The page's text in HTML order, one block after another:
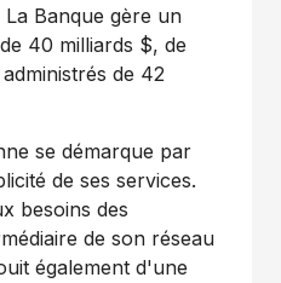
Banque gère un
40 milliards $, de
de 42
se démarque par
de ses services.
besoins des
de son réseau
également d'une